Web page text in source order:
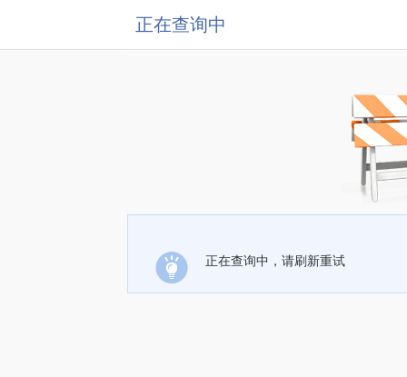
正在查询中
正在查询中，请刷新重试